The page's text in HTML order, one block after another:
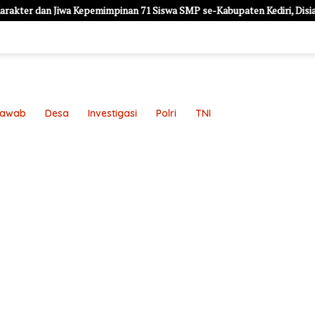
71 Siswa SMP se-Kabupaten Kediri, Disiapkan Jadi
Desa Investigasi Polri TNI